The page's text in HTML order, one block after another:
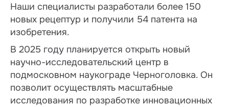
Наши специалисты разработали более 150
новых рецептур и получили 54 патента на
изобретения.
В 2025 году планируется открыть новый
научно-исследовательский центр в
подмосковном наукограде Черноголовка. Он
позволит осуществлять масштабные
исследования по разработке инновационных